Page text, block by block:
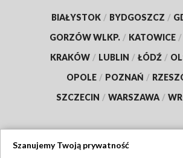
BIAŁYSTOK / BYDGOSZCZ /
GORZÓW WLKP. / KATOWICE /
KRAKÓW / LUBLIN / ŁÓDŹ /
OPOLE / POZNAŃ /
SZCZECIN / WARSZAWA /
Szanujemy Twoją prywatność